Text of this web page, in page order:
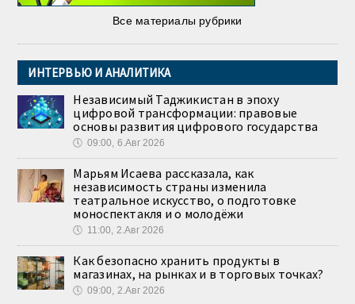
Все материалы рубрики
ИНТЕРВЬЮ И АНАЛИТИКА
Независимый Таджикистан в эпоху
цифровой трансформации: правовые
основы развития цифрового государства
🕔 09:00, 6.Авг 2026
Марьям Исаева рассказала, как
независимость страны изменила
театральное искусство, о подготовке
моноспектакля и о молодёжи
🕔 11:00, 2.Авг 2026
Как безопасно хранить продукты в
магазинах, на рынках и в торговых точках?
🕔 09:00, 2.Авг 2026